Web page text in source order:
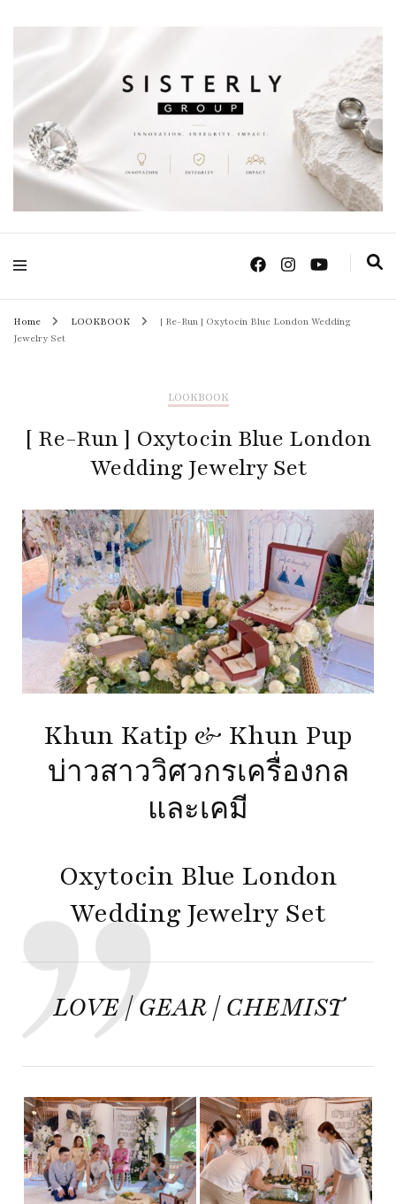
Sisterly Group
Thailand
Positive Power Jewelry แหวนแต่งงาน เครื่องประดับผู้หญิง จิวเวลรี จันทบุรี
Home LOOKBOOK
[ Re-Run ] Oxytocin Blue London Wedding
Jewelry Set
LOOKBOOK
[ Re-Run ] Oxytocin Blue London
Wedding Jewelry Set
Khun Katip & Khun Pup
บ่าวสาววิศวกรเครื่องกล
และเคมี
Oxytocin Blue London
Wedding Jewelry Set
LOVE | GEAR | CHEMIST